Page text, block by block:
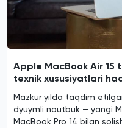
Apple MacBook Air
texnik xususiyatlari
Mazkur yilda taqdim
dyuymli noutbuk — yangi
MacBook Pro 14 bilan